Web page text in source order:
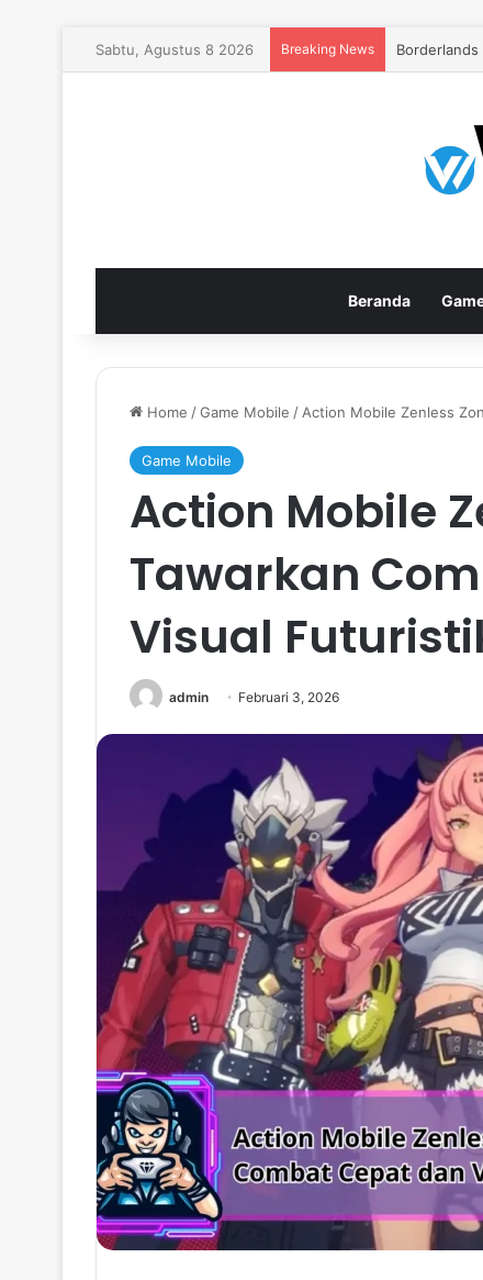
Sabtu, Agustus 8 2026 Breaking News EA Sports
Beranda
Home /Game Mobile / Action Mobile Zenless
Game Mobile
Action Mobile
Tawarkan
Visual
admin Februari 3, 2026